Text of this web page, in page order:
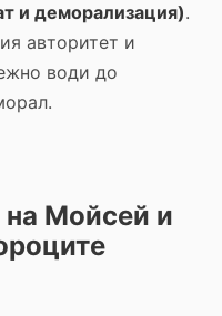
и деморализация).
авторитет и
води до
на Мойсей и